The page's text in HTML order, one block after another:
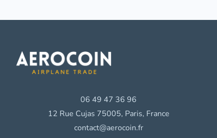
06 49 47 36 96
12 Rue Cujas 75005, Paris, France
contact@aerocoin.fr